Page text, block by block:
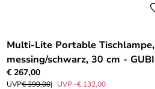
Multi-Lite Portable Tischlampe,
messing/schwarz, 30 cm - GUBI
€ 267,00
UVP€ 399,00 UVP -€ 132,00